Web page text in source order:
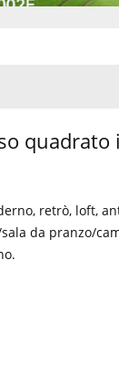
retrò, loft,
da pranzo/